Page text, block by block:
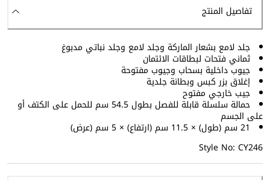
تفاصيل المنتج
جلد لامع بشعار الماركة وجلد لامع وجلد نباتي مدبوغ
ثماني فتحات لبطاقات الائتمان
جيوب داخلية بسحاب وجيوب مفتوحة
إغلاق بزر كبس وبطانة جلدية
جيب خارجي مفتوح
حمالة سلسلة قابلة للفصل بطول 54.5 سم للحمل على الكتف أو
على الجسم
21 سم (طول) × 11.5 سم (ارتفاع) × 5 سم (عرض)
Style No: CY246